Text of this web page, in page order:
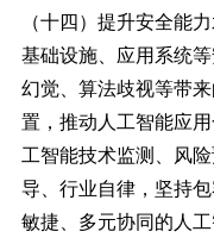
（十四）提升安全能
基础设施、应用系统
幻觉、算法歧视等带
置，推动人工智能应
工智能技术监测、风
导、行业自律，坚持
敏捷、多元协同的人工